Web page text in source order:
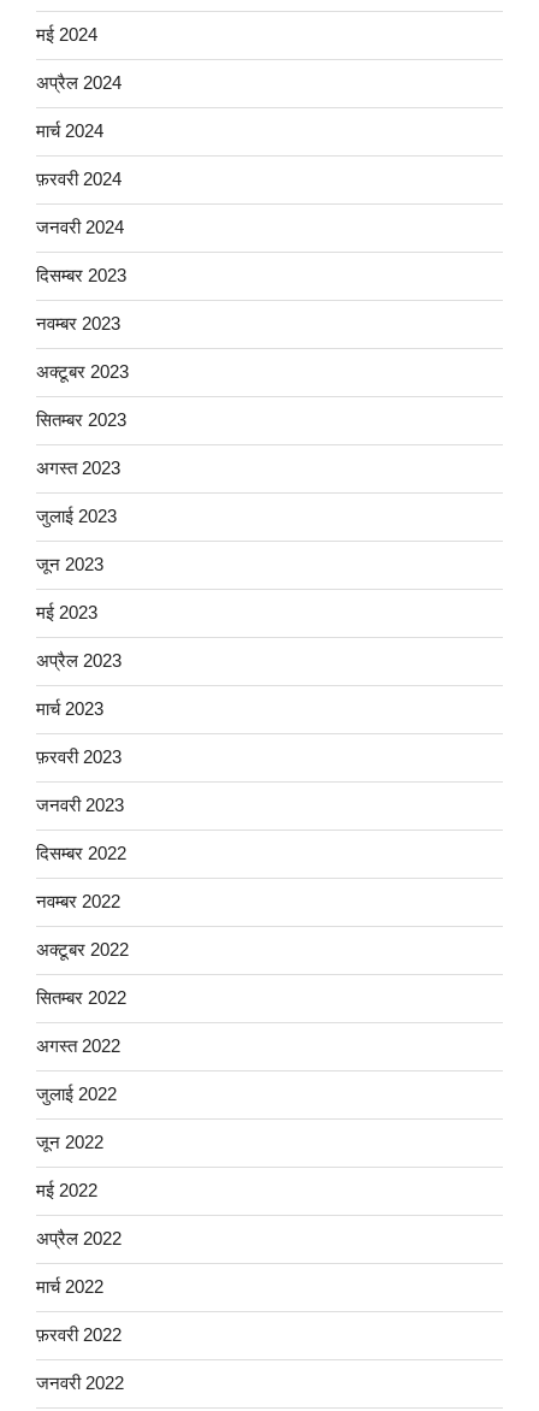
मई 2024
अप्रैल 2024
मार्च 2024
फ़रवरी 2024
जनवरी 2024
दिसम्बर 2023
नवम्बर 2023
अक्टूबर 2023
सितम्बर 2023
अगस्त 2023
जुलाई 2023
जून 2023
मई 2023
अप्रैल 2023
मार्च 2023
फ़रवरी 2023
जनवरी 2023
दिसम्बर 2022
नवम्बर 2022
अक्टूबर 2022
सितम्बर 2022
अगस्त 2022
जुलाई 2022
जून 2022
मई 2022
अप्रैल 2022
मार्च 2022
फ़रवरी 2022
जनवरी 2022